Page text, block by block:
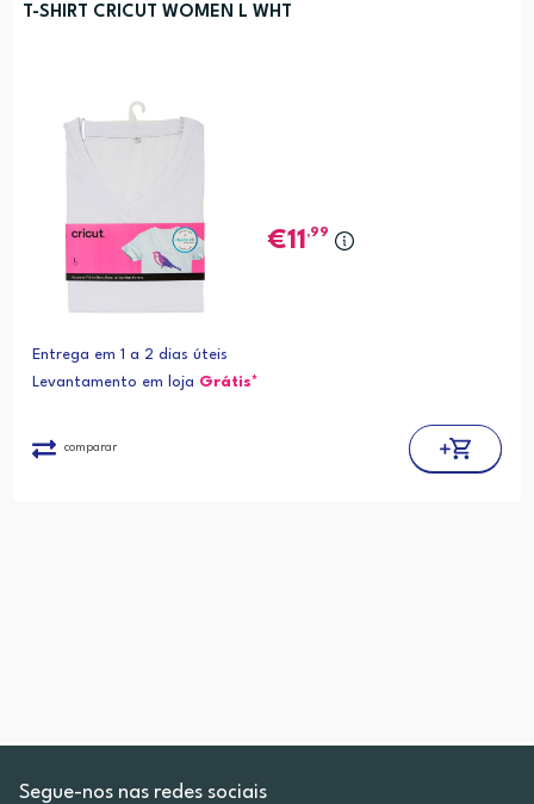
T-SHIRT CRICUT WOMEN L WHT
11 ,99
Entrega em 1 a 2 dias úteis
Levantamento em loja Grátis*
comparar
Segue-nos nas redes sociais